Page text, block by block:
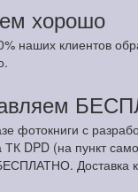
хорошо
наших клиентов
фотокниги с
ТК DPD (на пункт
Доставка